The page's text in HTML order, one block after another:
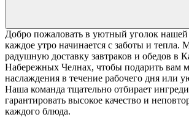
Добро пожаловать в уютный уголок нашей
каждое утро начинается с заботы и тепла.
радушную доставку завтраков и обедов в
Набережных Челнах, чтобы подарить вам
наслаждения в течение рабочего дня или
Наша команда тщательно отбирает
гарантировать высокое качество и
каждого блюда.